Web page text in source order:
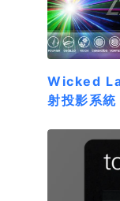
Wicked
射投影系統